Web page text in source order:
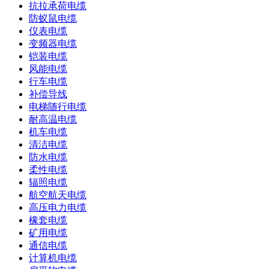
抗拉承荷电缆
防蚁鼠电缆
仪表电缆
变频器电缆
铠装电缆
风能电缆
行车电缆
补偿导线
电梯随行电缆
耐高温电缆
机车电缆
清洁电缆
防水电缆
柔性电缆
辐照电缆
航空航天电缆
高压电力电缆
橡套电缆
矿用电缆
通信电缆
计算机电缆